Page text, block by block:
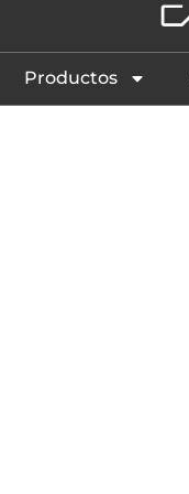
Productos